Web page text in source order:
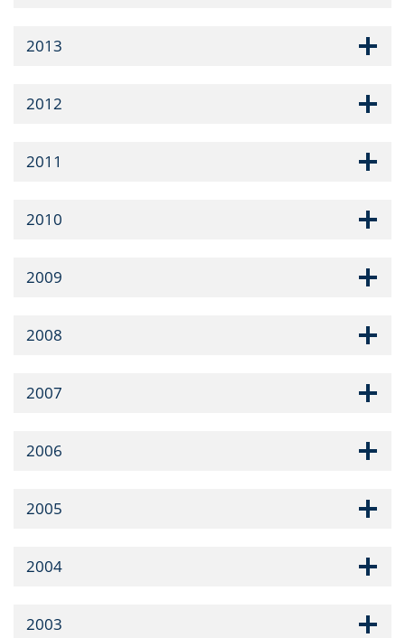
2013
2012
2011
2010
2009
2008
2007
2006
2005
2004
2003